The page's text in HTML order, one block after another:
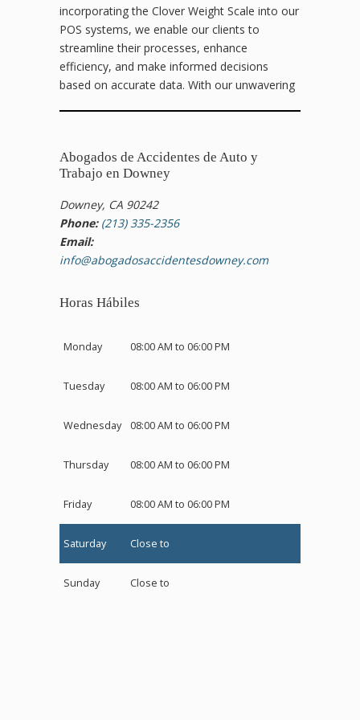
incorporating the Clover Weight Scale into our
POS systems, we enable our clients to
streamline their processes, enhance
efficiency, and make informed decisions
based on accurate data. With our unwavering
Abogados de Accidentes de Auto y
Trabajo en Downey
Downey, CA 90242
Phone: (213) 335-2356
Email:
info@abogadosaccidentesdowney.com
Horas Hábiles
Monday 08:00 AM to 06:00 PM
Tuesday 08:00 AM to 06:00 PM
Wednesday 08:00 AM to 06:00 PM
Thursday 08:00 AM to 06:00 PM
Friday 08:00 AM to 06:00 PM
Saturday Close to
Sunday Close to